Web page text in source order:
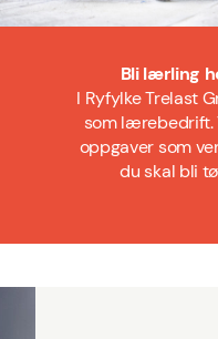
Bli lærling
I Ryfylke Trelast
som lærebedrift.
oppgaver som
du skal bli